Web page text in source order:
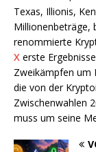
Texas, Illionis,
Millionenbeträge,
renommierte
X erste
Zweikämpfen um
die von der
Zwischenwahlen
muss um seine